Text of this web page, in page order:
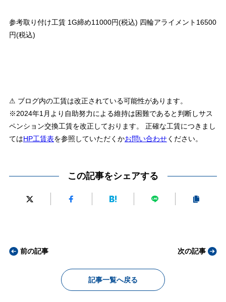
参考取り付け工賃 1G締め11000円(税込) 四輪アライメント16500
円(税込)
⚠ ブログ内の工賃は改正されている可能性があります。
※2024年1月より自助努力による維持は困難であると判断しサス
ペンション交換工賃を改正しております。 正確な工賃につきまし
てはHP工賃表を参照していただくかお問い合わせください。
この記事をシェアする
前の記事
記事一覧へ戻る
次の記事